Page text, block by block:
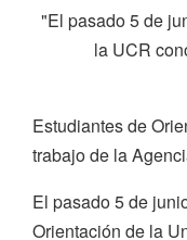
"El pasado 5 de
la UCR
Estudiantes de
trabajo de la
El pasado 5 de
Orientación de la